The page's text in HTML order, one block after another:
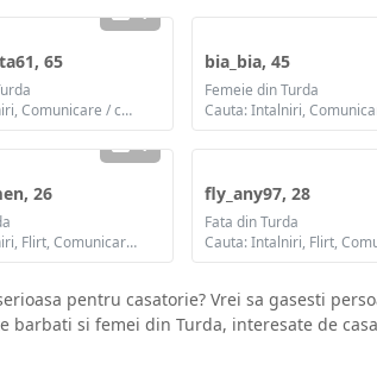
1
65
Cauta: Intalniri, Comunicare / chat, Prietenie
bia_bia, 45
Femeie din Turda
1
26
Cauta: Intalniri, Flirt, Comunicare / chat, Prietenie, Casatorie
fly_any97, 28
Fata din Turda
pentru casatorie? Vrei sa gasesti
si femei din Turda, interesate de